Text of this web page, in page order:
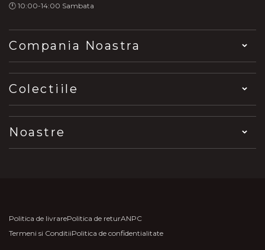
🕛 10:00-14:00 Sambata
Compania Noastra
Colectiile
Noastre
Politica de livrarePolitica de returANPC
Termeni si ConditiiPolitica de confidentialitate